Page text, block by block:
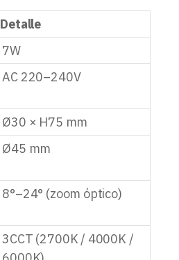
Detalle
7W
AC 220–240V
Ø30 × H75 mm
Ø45 mm
8°–24° (zoom óptico)
3CCT (2700K / 4000K /